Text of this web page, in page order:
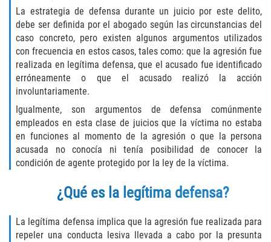
Publicar Información Dañina en
Internet
Violación de una Orden de
Restricción
Sustracción de Menores
Assault and Battery
Aggravated Trespass
Assault on a Public Official Battery
Assault with a Deadly Weapon
La estrategia de defensa durante un juicio por este delito,
debe ser definida por el abogado según las circunstancias del
caso concreto, pero existen algunos argumentos utilizados
con frecuencia en estos casos, tales como: que la agresión fue
realizada en legítima defensa, que el acusado fue identificado
erróneamente o que el acusado realizó la acción
involuntariamente.
Igualmente, son argumentos de defensa comúnmente
empleados en esta clase de juicios que la víctima no estaba
en funciones al momento de la agresión o que la persona
acusada no conocía ni tenía posibilidad de conocer la
condición de agente protegido por la ley de la víctima.
¿Qué es la legítima defensa?
La legítima defensa implica que la agresión fue realizada para
repeler una conducta lesiva llevada a cabo por la presunta